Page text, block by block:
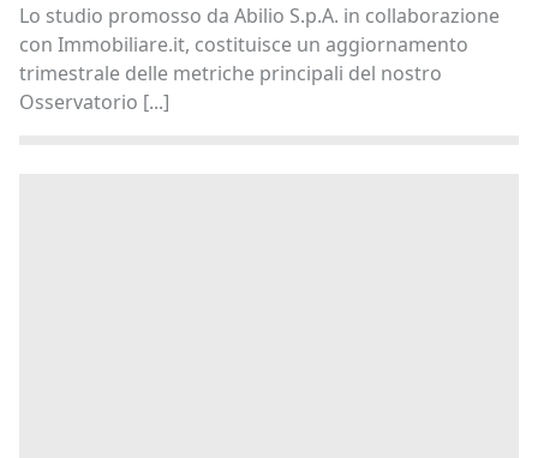
Lo studio promosso da Abilio S.p.A. in collaborazione
con Immobiliare.it, costituisce un aggiornamento
trimestrale delle metriche principali del nostro
Osservatorio [...]